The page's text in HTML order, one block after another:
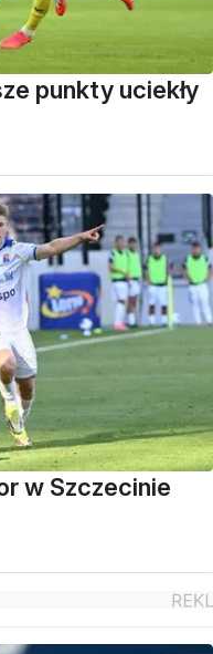
punkty uciekły
w Szczecinie